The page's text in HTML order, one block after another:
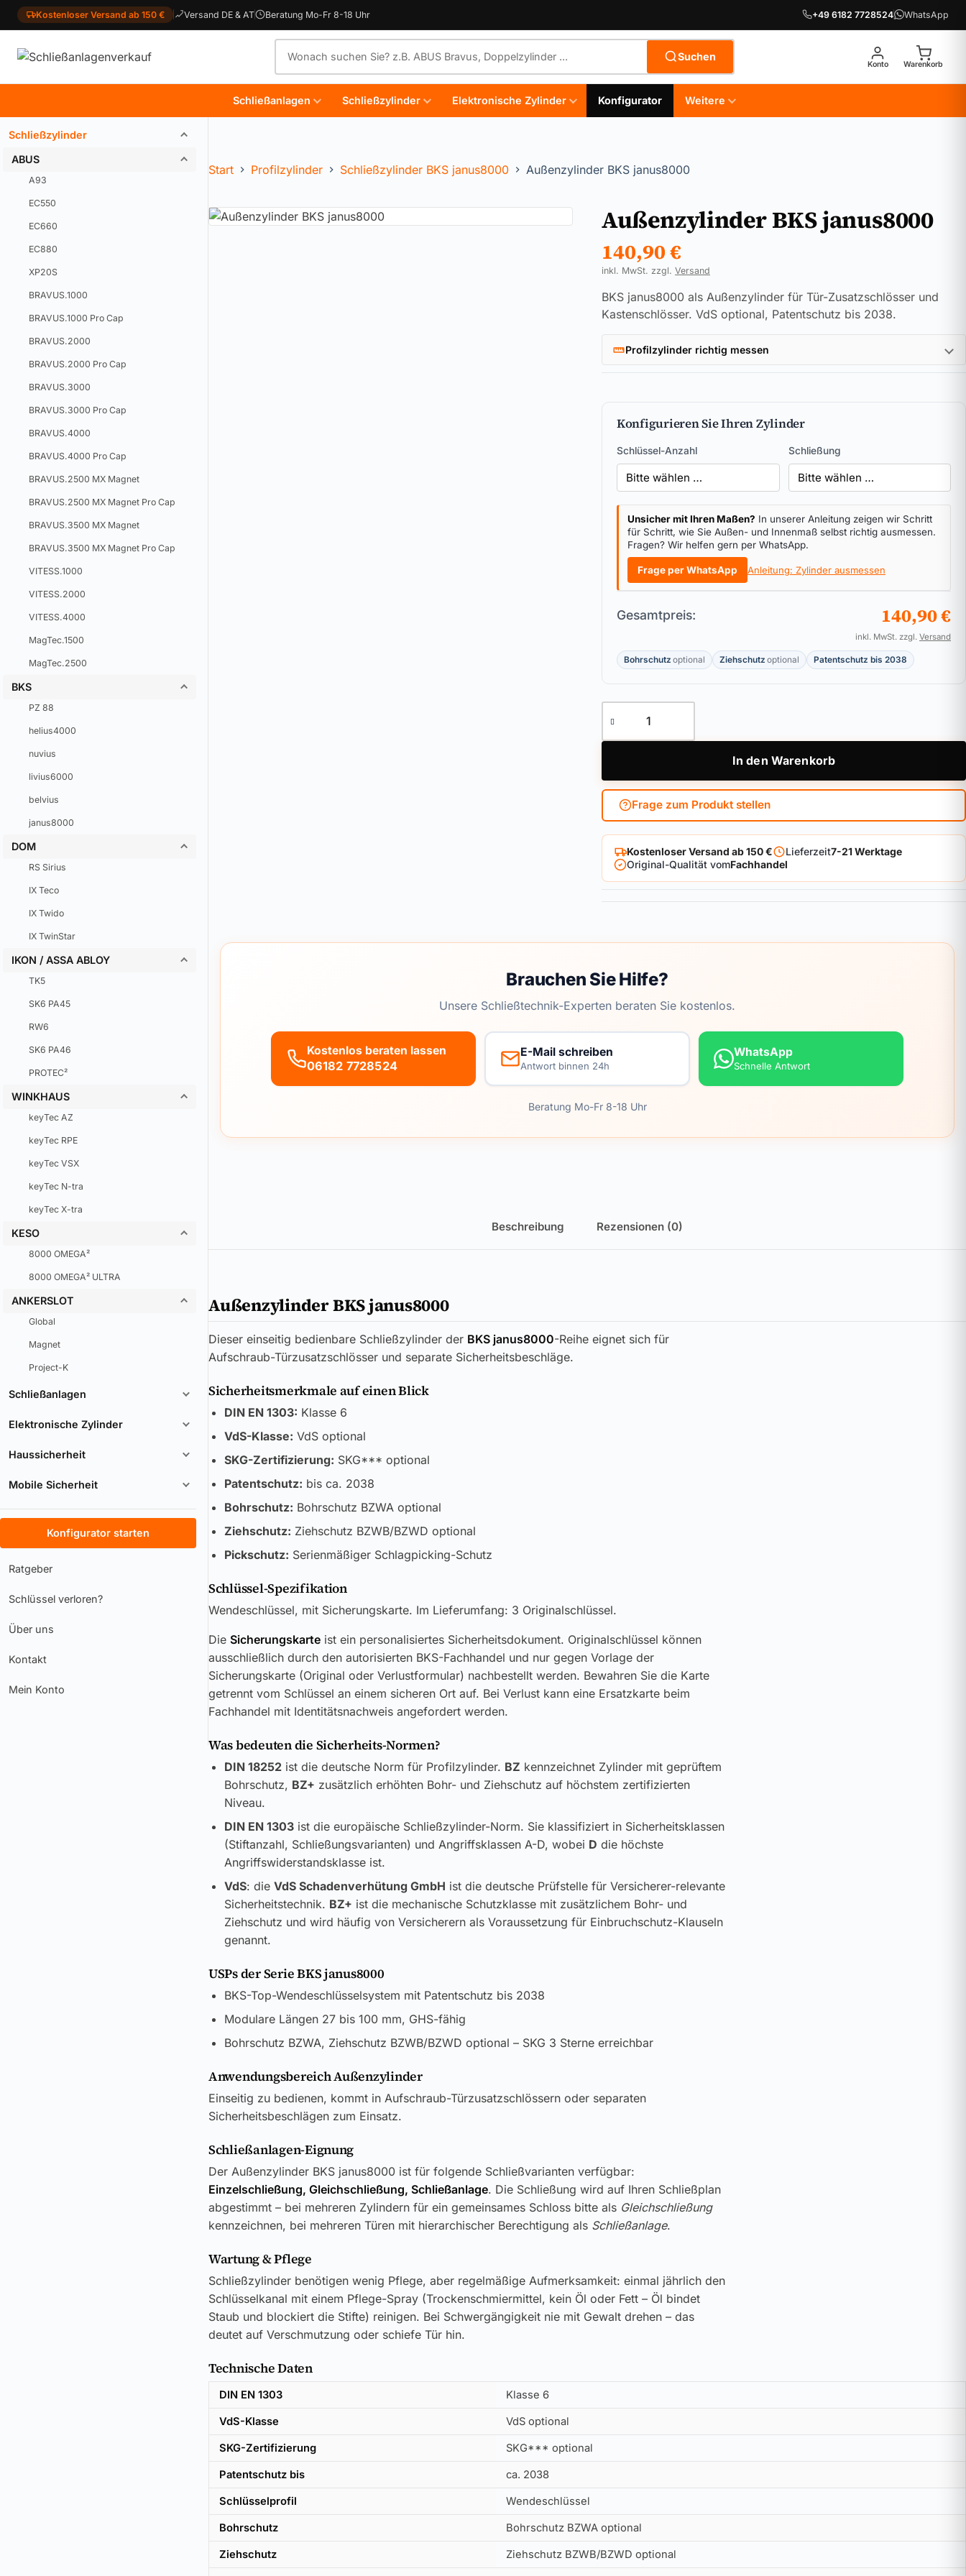
Kostenloser Versand ab 150 € Versand DE & AT Beratung Mo-Fr 8-18 Uhr +49 6182 7728524 WhatsApp
Suchen
Konto Warenkorb
Schließanlagen Schließzylinder Elektronische Zylinder Konfigurator Weitere
Schließzylinder
ABUS
A93
EC550
EC660
EC880
XP20S
BRAVUS.1000
BRAVUS.1000 Pro Cap
BRAVUS.2000
BRAVUS.2000 Pro Cap
BRAVUS.3000
BRAVUS.3000 Pro Cap
BRAVUS.4000
BRAVUS.4000 Pro Cap
BRAVUS.2500 MX Magnet
BRAVUS.2500 MX Magnet Pro Cap
BRAVUS.3500 MX Magnet
BRAVUS.3500 MX Magnet Pro Cap
VITESS.1000
VITESS.2000
VITESS.4000
MagTec.1500
MagTec.2500
BKS
PZ 88
helius4000
nuvius
livius6000
belvius
janus8000
DOM
RS Sirius
IX Teco
IX Twido
IX TwinStar
IKON / ASSA ABLOY
TK5
SK6 PA45
RW6
SK6 PA46
PROTEC²
WINKHAUS
keyTec AZ
keyTec RPE
keyTec VSX
keyTec N-tra
keyTec X-tra
KESO
8000 OMEGA²
8000 OMEGA² ULTRA
ANKERSLOT
Global
Magnet
Project-K
Schließanlagen
Elektronische Zylinder
Haussicherheit
Mobile Sicherheit
Konfigurator starten
Ratgeber
Schlüssel verloren?
Über uns
Kontakt
Mein Konto
Start Profilzylinder Schließzylinder BKS janus8000 Außenzylinder BKS janus8000
Außenzylinder BKS janus8000
140,90€
inkl. MwSt. zzgl. Versand
BKS janus8000 als Außenzylinder für Tür-Zusatzschlösser und
Kastenschlösser. VdS optional, Patentschutz bis 2038.
Profilzylinder richtig messen
Konfigurieren Sie Ihren Zylinder
Schlüssel-Anzahl Schließung
Unsicher mit Ihren Maßen? In unserer Anleitung zeigen wir Schritt
für Schritt, wie Sie Außen- und Innenmaß selbst richtig ausmessen.
Fragen? Wir helfen gern per WhatsApp.
Frage per WhatsApp Anleitung: Zylinder ausmessen
Gesamtpreis: 140,90 €
inkl. MwSt. zzgl. Versand
Bohrschutz optional Ziehschutz optional Patentschutz bis 2038
In den Warenkorb
Frage zum Produkt stellen
Kostenloser Versand ab 150 € Lieferzeit7-21 Werktage
Original-Qualität vomFachhandel
Brauchen Sie Hilfe?
Unsere Schließtechnik-Experten beraten Sie kostenlos.
Kostenlos beraten lassen
06182 7728524
E-Mail schreiben
Antwort binnen 24h
WhatsApp
Schnelle Antwort
Beratung Mo-Fr 8-18 Uhr
Beschreibung Rezensionen (0)
Außenzylinder BKS janus8000
Dieser einseitig bedienbare Schließzylinder der BKS janus8000-Reihe eignet sich für
Aufschraub-Türzusatzschlösser und separate Sicherheitsbeschläge.
Sicherheitsmerkmale auf einen Blick
DIN EN 1303: Klasse 6
VdS-Klasse: VdS optional
SKG-Zertifizierung: SKG*** optional
Patentschutz: bis ca. 2038
Bohrschutz: Bohrschutz BZWA optional
Ziehschutz: Ziehschutz BZWB/BZWD optional
Pickschutz: Serienmäßiger Schlagpicking-Schutz
Schlüssel-Spezifikation
Wendeschlüssel, mit Sicherungskarte. Im Lieferumfang: 3 Originalschlüssel.
Die Sicherungskarte ist ein personalisiertes Sicherheitsdokument. Originalschlüssel können
ausschließlich durch den autorisierten BKS-Fachhandel und nur gegen Vorlage der
Sicherungskarte (Original oder Verlustformular) nachbestellt werden. Bewahren Sie die Karte
getrennt vom Schlüssel an einem sicheren Ort auf. Bei Verlust kann eine Ersatzkarte beim
Fachhandel mit Identitätsnachweis angefordert werden.
Was bedeuten die Sicherheits-Normen?
DIN 18252ist die deutsche Norm für Profilzylinder. BZ kennzeichnet Zylinder mit geprüftem
Bohrschutz, BZ+ zusätzlich erhöhten Bohr- und Ziehschutz auf höchstem zertifizierten
Niveau.
DIN EN 1303ist die europäische Schließzylinder-Norm. Sie klassifiziert in Sicherheitsklassen
(Stiftanzahl, Schließungsvarianten) und Angriffsklassen A-D, wobei D die höchste
Angriffswiderstandsklasse ist.
VdS: die VdS Schadenverhütung GmbH ist die deutsche Prüfstelle für Versicherer-relevante
Sicherheitstechnik. BZ+ ist die mechanische Schutzklasse mit zusätzlichem Bohr- und
Ziehschutz und wird häufig von Versicherern als Voraussetzung für Einbruchschutz-Klauseln
genannt.
USPs der Serie BKS janus8000
BKS-Top-Wendeschlüsselsystem mit Patentschutz bis 2038
Modulare Längen 27 bis 100 mm, GHS-fähig
Bohrschutz BZWA, Ziehschutz BZWB/BZWD optional – SKG 3 Sterne erreichbar
Anwendungsbereich Außenzylinder
Einseitig zu bedienen, kommt in Aufschraub-Türzusatzschlössern oder separaten
Sicherheitsbeschlägen zum Einsatz.
Schließanlagen-Eignung
Der Außenzylinder BKS janus8000 ist für folgende Schließvarianten verfügbar:
Einzelschließung, Gleichschließung, Schließanlage. Die Schließung wird auf Ihren Schließplan
abgestimmt – bei mehreren Zylindern für ein gemeinsames Schloss bitte als Gleichschließung
kennzeichnen, bei mehreren Türen mit hierarchischer Berechtigung als Schließanlage.
Wartung & Pflege
Schließzylinder benötigen wenig Pflege, aber regelmäßige Aufmerksamkeit: einmal jährlich den
Schlüsselkanal mit einem Pflege-Spray (Trockenschmiermittel, kein Öl oder Fett – Öl bindet
Staub und blockiert die Stifte) reinigen. Bei Schwergängigkeit nie mit Gewalt drehen – das
deutet auf Verschmutzung oder schiefe Tür hin.
Technische Daten
DIN EN 1303 Klasse 6
VdS-Klasse VdS optional
SKG-Zertifizierung SKG*** optional
Patentschutz bis ca. 2038
Schlüsselprofil Wendeschlüssel
Bohrschutz Bohrschutz BZWA optional
Ziehschutz Ziehschutz BZWB/BZWD optional